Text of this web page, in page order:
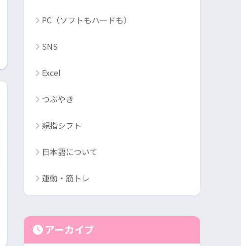
PC（ソフトもハードも）
SNS
Excel
つぶやき
親指シフト
日本語について
運動・筋トレ
アーカイブ